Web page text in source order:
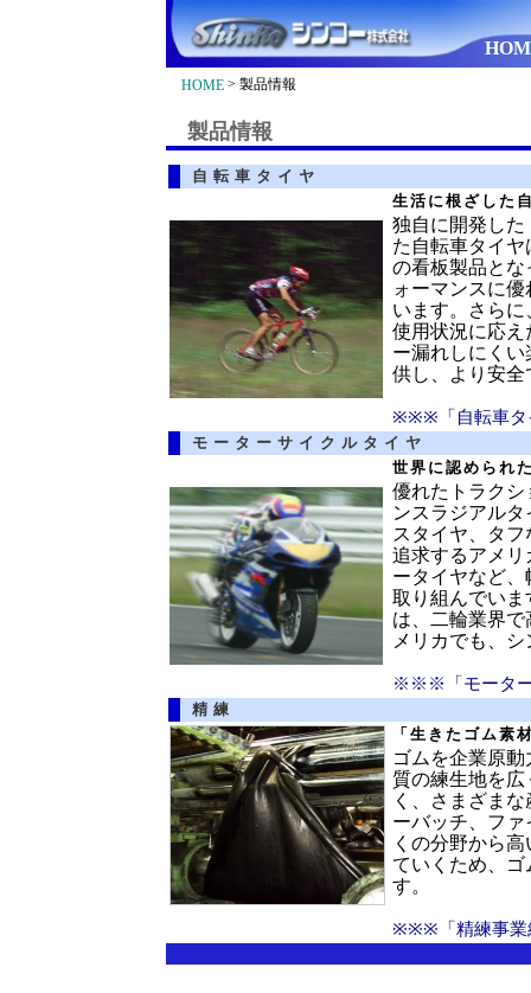
HOME > 製品情報
製品情報
自転車タイヤ
生活に根ざした
独自に開発し
た自転車タイ
の看板製品と
ォーマンスに
います。さら
使用状況に応
ー漏れしにく
供し、より安
※※※「自転車
モーターサイクルタイヤ
世界に認められ
優れたトラク
ンスラジアル
スタイヤ、タ
追求するアメ
ータイヤなど
取り組んでい
は、二輪業界
メリカでも、
※※※「モータ
精練
「生きたゴム素
ゴムを企業原
質の練生地を
く、さまざま
ーバッチ、フ
くの分野から
ていくため、
す。
※※※「精練事